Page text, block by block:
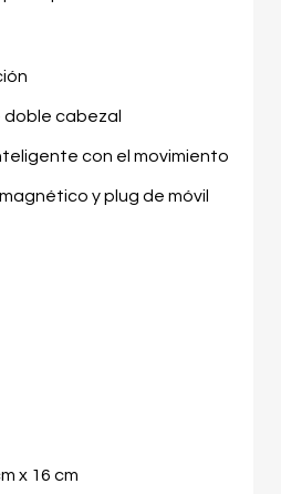
cabezal
con el movimiento
y plug de móvil
x 16 cm